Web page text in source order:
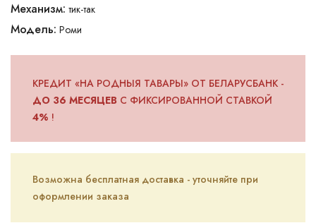
Механизм: тик-так
Модель: Роми
КРЕДИТ «НА РОДНЫЯ ТАВАРЫ» ОТ БЕЛАРУСБАНК -
ДО 36 МЕСЯЦЕВ С ФИКСИРОВАННОЙ СТАВКОЙ
4% !
Возможна бесплатная доставка - уточняйте при
оформлении заказа